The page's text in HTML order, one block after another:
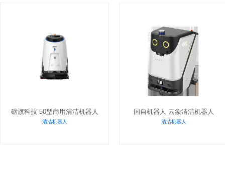
磅旗科技 50型商用清洁机器人
清洁机器人
国自机器人 云象清洁机器人
清洁机器人